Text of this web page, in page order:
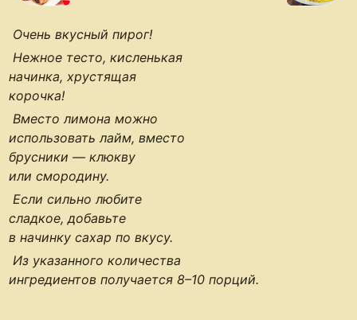
Очень вкусный пирог!
Нежное тесто, кисленькая
начинка, хрустящая
корочка!
Вместо лимона можно
использовать лайм, вместо
брусники — клюкву
или смородину.
Если сильно любите
сладкое, добавьте
в начинку сахар по вкусу.
Из указанного количества
ингредиентов получается8–10 порций.